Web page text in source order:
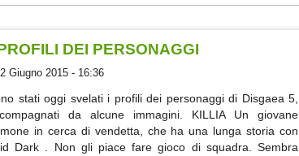
DEI PERSONAGGI
Giugno 2015 - 16:36
stati oggi svelati i profili dei personaggi di Disgaea 5,
da alcune immagini. KILLIA Un giovane
in cerca di vendetta, che ha una lunga storia con
Dark . Non gli piace fare gioco di squadra. Sembra